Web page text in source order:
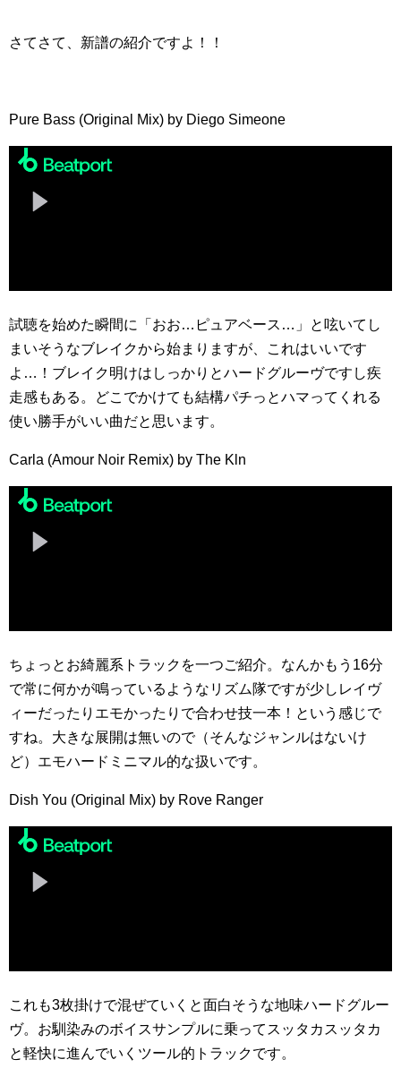
さてさて、新譜の紹介ですよ！！
Pure Bass (Original Mix) by Diego Simeone
試聴を始めた瞬間に「おお…ピュアベース…」と呟いてし
まいそうなブレイクから始まりますが、これはいいです
よ…！ブレイク明けはしっかりとハードグルーヴですし疾
走感もある。どこでかけても結構パチっとハマってくれる
使い勝手がいい曲だと思います。
Carla (Amour Noir Remix) by The Kln
ちょっとお綺麗系トラックを一つご紹介。なんかもう16分
で常に何かが鳴っているようなリズム隊ですが少しレイヴ
ィーだったりエモかったりで合わせ技一本！という感じで
すね。大きな展開は無いので（そんなジャンルはないけ
ど）エモハードミニマル的な扱いです。
Dish You (Original Mix) by Rove Ranger
これも3枚掛けで混ぜていくと面白そうな地味ハードグルー
ヴ。お馴染みのボイスサンプルに乗ってスッタカスッタカ
と軽快に進んでいくツール的トラックです。